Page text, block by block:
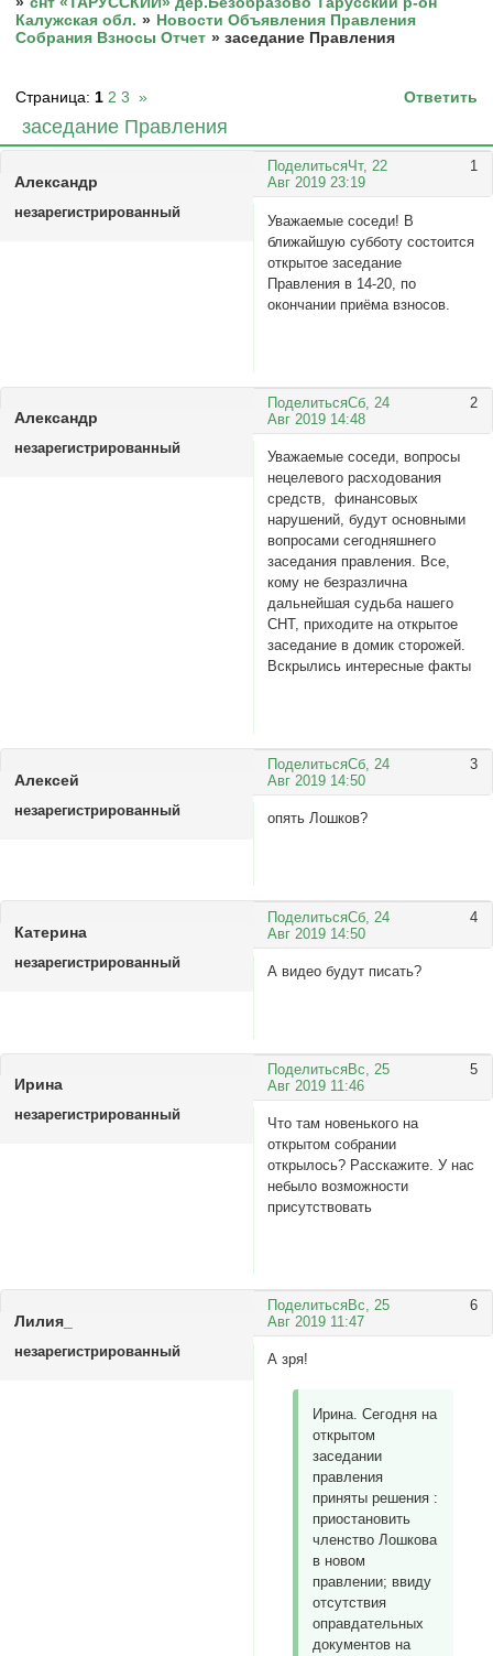
Калужская обл. » Новости Объявления Правления
Собрания Взносы Отчет »заседание Правления
заседание Правления
Страница: 1 2 3 » Ответить
Поделиться 1
Чт, 22
Авг 2019 23:19
Александp
незарегистрированный
Уважаемые соседи! В
ближайшую субботу состоится
открытое заседание
Правления в 14-20, по
окончании приёма взносов.
Поделиться 2
Сб, 24
Авг 2019 14:48
Александp
незарегистрированный
Уважаемые соседи, вопросы
нецелевого расходования
средств, финансовых
нарушений, будут основными
вопросами сегодняшнего
заседания правления. Все,
кому не безразлична
дальнейшая судьба нашего
СНТ, приходите на открытое
заседание в домик сторожей.
Вскрылись интересные факты
Поделиться 3
Сб, 24
Авг 2019 14:50
Алексей
незарегистрированный
опять Лошков?
Поделиться 4
Сб, 24
Авг 2019 14:50
Катерина
незарегистрированный
А видео будут писать?
Поделиться 5
Вс, 25
Авг 2019 11:46
Ирина
незарегистрированный
Что там новенького на
открытом собрании
открылось? Расскажите. У нас
небыло возможности
присутствовать
Поделиться 6
Вс, 25
Авг 2019 11:47
Лилия_
незарегистрированный
А зря!
Ирина. Сегодня на
открытом
заседании
правления
приняты решения :
приостановить
членство Лошкова
в новом
правлении; ввиду
отсутствия
оправдательных
документов на